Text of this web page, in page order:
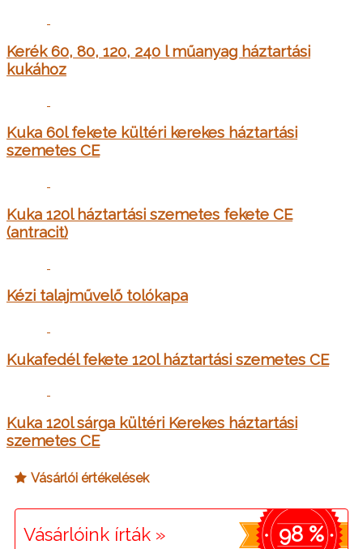
Kerék 60, 80, 120, 240 l műanyag háztartási
kukához
Kuka 60l fekete kültéri kerekes háztartási
szemetes CE
Kuka 120l háztartási szemetes fekete CE
(antracit)
Kézi talajművelő tolókapa
Kukafedél fekete 120l háztartási szemetes CE
Kuka 120l sárga kültéri Kerekes háztartási
szemetes CE
Vásárlói értékelések
Vásárlóink írták » 98 %